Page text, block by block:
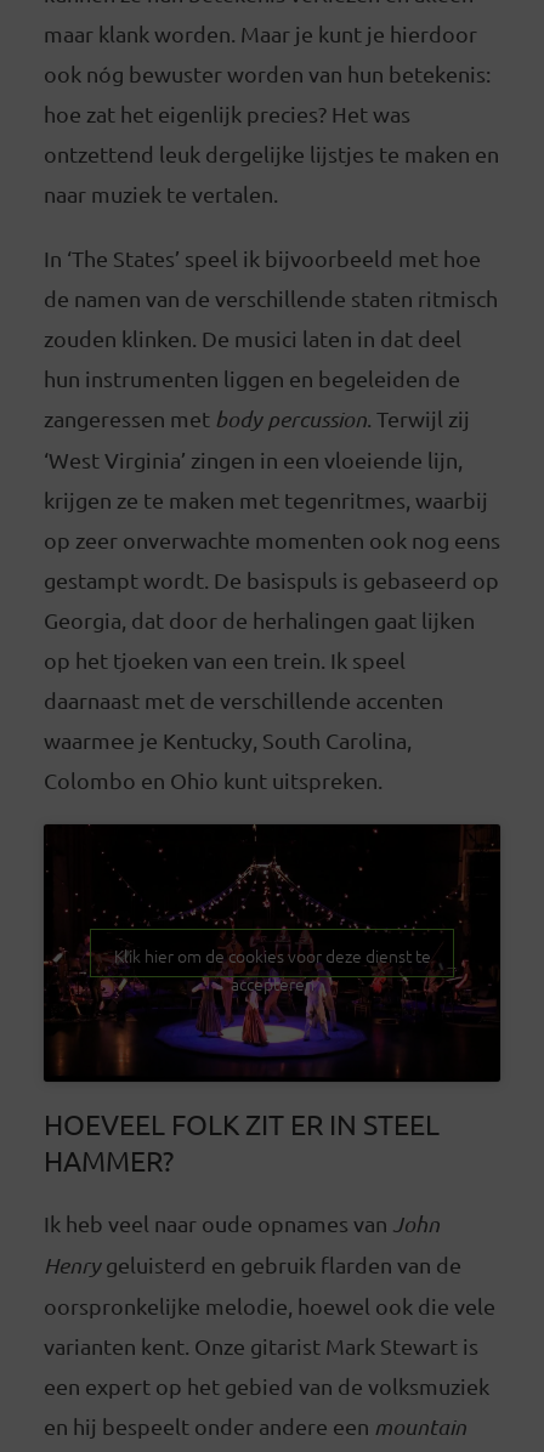
maar klank worden. Maar je kunt je hierdoor
ook nóg bewuster worden van hun betekenis:
hoe zat het eigenlijk precies? Het was
ontzettend leuk dergelijke lijstjes te maken en
naar muziek te vertalen.
In ‘The States’ speel ik bijvoorbeeld met hoe
de namen van de verschillende staten ritmisch
zouden klinken. De musici laten in dat deel
hun instrumenten liggen en begeleiden de
zangeressen met body percussion. Terwijl zij
‘West Virginia’ zingen in een vloeiende lijn,
krijgen ze te maken met tegenritmes, waarbij
op zeer onverwachte momenten ook nog eens
gestampt wordt. De basispuls is gebaseerd op
Georgia, dat door de herhalingen gaat lijken
op het tjoeken van een trein. Ik speel
daarnaast met de verschillende accenten
waarmee je Kentucky, South Carolina,
Colombo en Ohio kunt uitspreken.
Klik hier om de cookies voor deze dienst te
accepteren
HOEVEEL FOLK ZIT ER IN STEEL
HAMMER?
Ik heb veel naar oude opnames van John
Henrygeluisterd en gebruik flarden van de
oorspronkelijke melodie, hoewel ook die vele
varianten kent. Onze gitarist Mark Stewart is
een expert op het gebied van de volksmuziek
en hij bespeelt onder andere een mountain